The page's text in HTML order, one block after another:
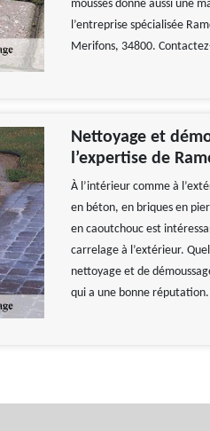
mousses donne aussi une
l’entreprise spécialisée
Merifons, 34800.
Nettoyage et
l’expertise de
À l’intérieur comme à
en béton, en briques en
en caoutchouc est
carrelage à l’extérieur.
nettoyage et de
qui a une bonne réputation.